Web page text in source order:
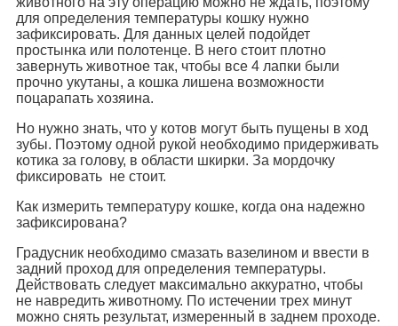
для определения температуры кошку нужно
зафиксировать. Для данных целей подойдет
простынка или полотенце. В него стоит плотно
завернуть животное так, чтобы все 4 лапки были
прочно укутаны, а кошка лишена возможности
поцарапать хозяина.
Но нужно знать, что у котов могут быть пущены в ход
зубы. Поэтому одной рукой необходимо придерживать
котика за голову, в области шкирки. За мордочку
фиксировать не стоит.
Как измерить температуру кошке, когда она надежно
зафиксирована?
Градусник необходимо смазать вазелином и ввести в
задний проход для определения температуры.
Действовать следует максимально аккуратно, чтобы
не навредить животному. По истечении трех минут
можно снять результат, измеренный в заднем проходе.